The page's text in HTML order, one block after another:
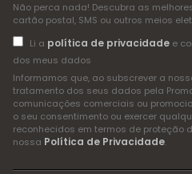
Não perca nada! Descubra as
cartão postal, SMS ou outros meios
Li a política de privacidadee
dos meus dados
Informamos que, ao subscrever a
tratamento dos seus dados pela
comunicações comerciais ou
o seu consentimento ou exercer
reconhecidos em termos de proteção
nossa Política de Privacidade.